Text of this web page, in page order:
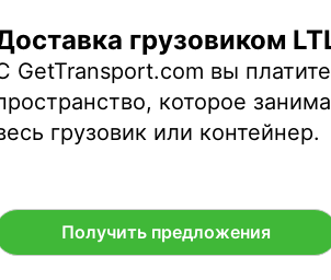
грузовиком
GetTransport.com вы
которое
грузовик или контейнер.
Получить предложения